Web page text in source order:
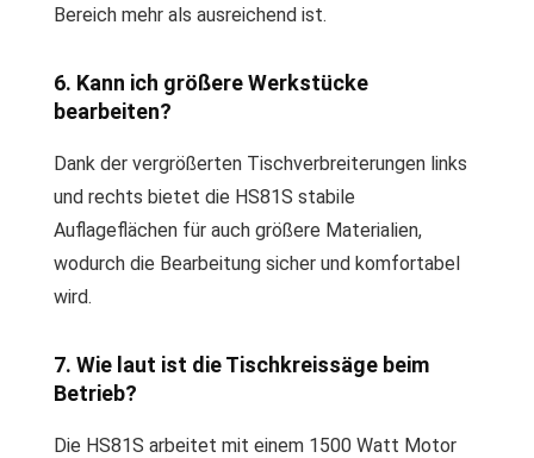
Bereich mehr als ausreichend ist.
6. Kann ich größere Werkstücke
bearbeiten?
Dank der vergrößerten Tischverbreiterungen links
und rechts bietet die HS81S stabile
Auflageflächen für auch größere Materialien,
wodurch die Bearbeitung sicher und komfortabel
wird.
7. Wie laut ist die Tischkreissäge beim
Betrieb?
Die HS81S arbeitet mit einem 1500 Watt Motor